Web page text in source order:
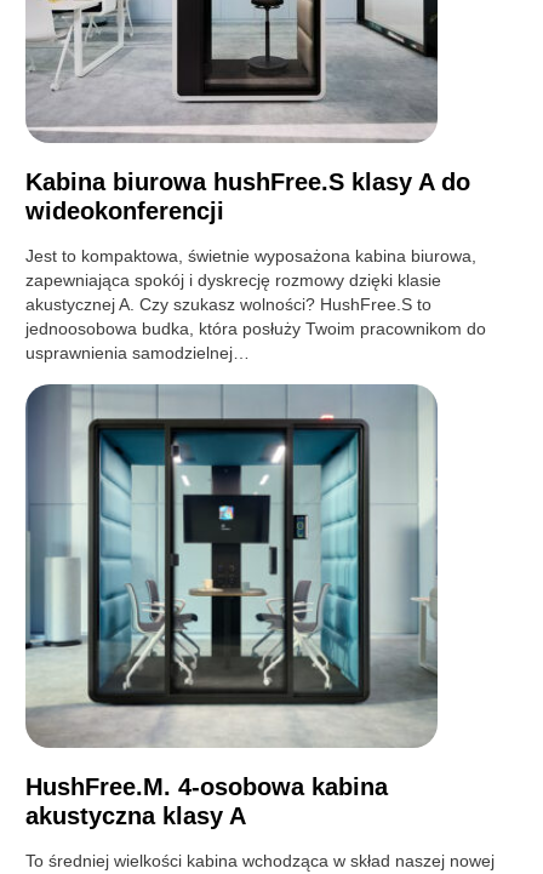
Kabina biurowa hushFree.S klasy A do
wideokonferencji
Jest to kompaktowa, świetnie wyposażona kabina biurowa,
zapewniająca spokój i dyskrecję rozmowy dzięki klasie
akustycznej A. Czy szukasz wolności? HushFree.S to
jednoosobowa budka, która posłuży Twoim pracownikom do
usprawnienia samodzielnej…
HushFree.M. 4-osobowa kabina
akustyczna klasy A
To średniej wielkości kabina wchodząca w skład naszej nowej